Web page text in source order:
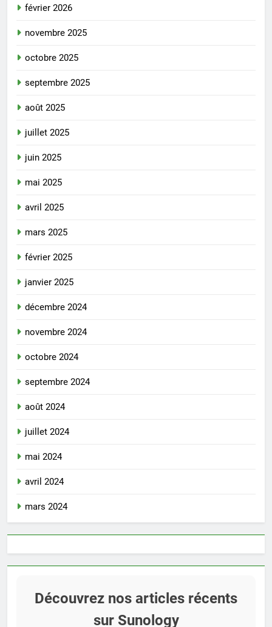
février 2026
novembre 2025
octobre 2025
septembre 2025
août 2025
juillet 2025
juin 2025
mai 2025
avril 2025
mars 2025
février 2025
janvier 2025
décembre 2024
novembre 2024
octobre 2024
septembre 2024
août 2024
juillet 2024
mai 2024
avril 2024
mars 2024
Découvrez nos articles récents
sur Sunology